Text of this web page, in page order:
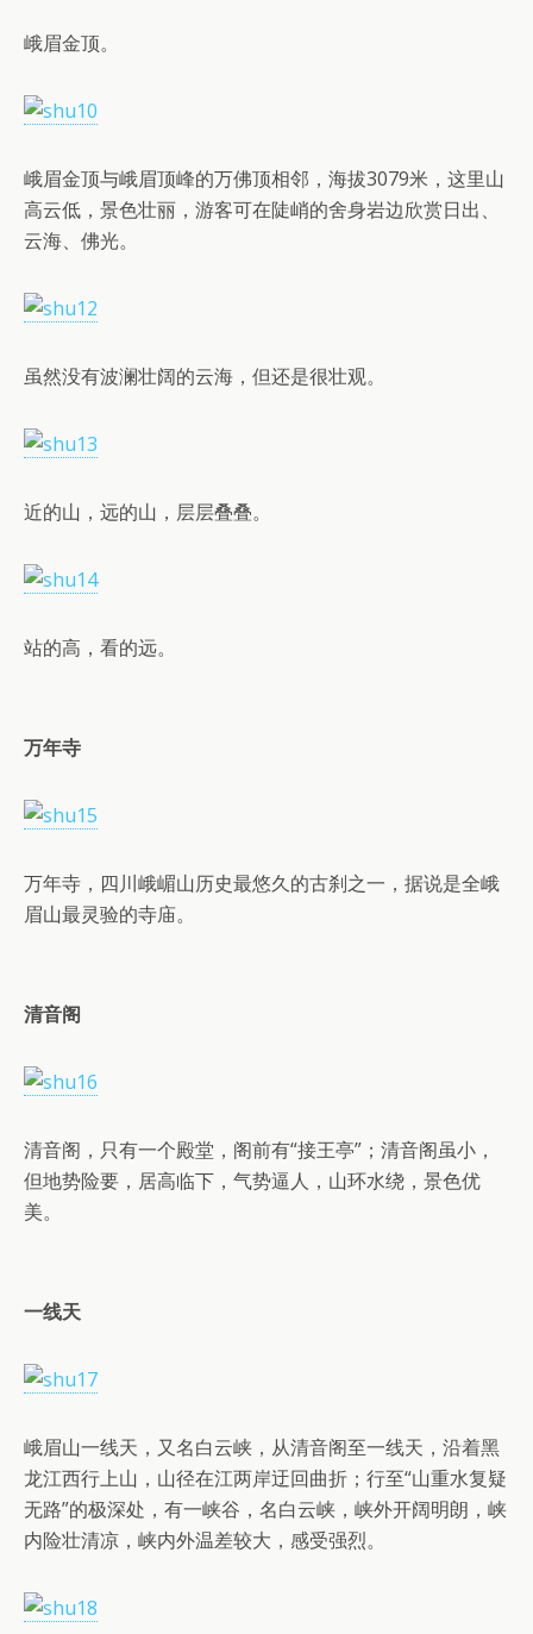
峨眉金顶。
峨眉金顶与峨眉顶峰的万佛顶相邻，海拔3079米，这里山
高云低，景色壮丽，游客可在陡峭的舍身岩边欣赏日出、
云海、佛光。
虽然没有波澜壮阔的云海，但还是很壮观。
近的山，远的山，层层叠叠。
站的高，看的远。
万年寺
万年寺，四川峨嵋山历史最悠久的古刹之一，据说是全峨
眉山最灵验的寺庙。
清音阁
清音阁，只有一个殿堂，阁前有“接王亭”；清音阁虽小，
但地势险要，居高临下，气势逼人，山环水绕，景色优
美。
一线天
峨眉山一线天，又名白云峡，从清音阁至一线天，沿着黑
龙江西行上山，山径在江两岸迂回曲折；行至“山重水复疑
无路”的极深处，有一峡谷，名白云峡，峡外开阔明朗，峡
内险壮清凉，峡内外温差较大，感受强烈。